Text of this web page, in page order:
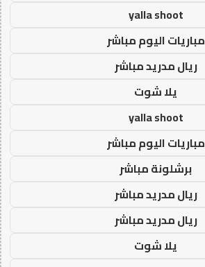
yalla shoot
مباريات اليوم مباشر
ريال مدريد مباشر
يلا شوت
yalla shoot
مباريات اليوم مباشر
برشلونة مباشر
ريال مدريد مباشر
ريال مدريد مباشر
يلا شوت